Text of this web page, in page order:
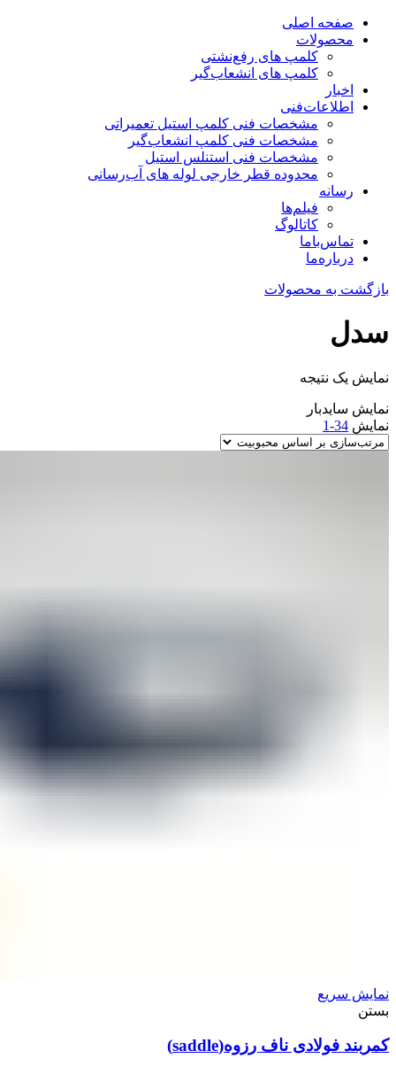
صفحه اصلی
محصولات
کلمپ های رفع‌نشتی
کلمپ های انشعاب‌گیر
اخبار
اطلاعات‌فنی
مشخصات فنی کلمپ استیل تعمیراتی
مشخصات فنی کلمپ انشعاب‌گیر
مشخصات فنی استنلس استیل
محدوده قطر خارجی لوله های آب‌رسانی
رسانه
فیلم‌ها
کاتالوگ
تماس‌با‌ما
درباره‌ما
بازگشت به محصولات
سدل
نمایش یک نتیجه
نمایش سایدبار
نمایش 34-1
نمایش سریع
بستن
کمربند فولادی ناف رزوه(saddle)